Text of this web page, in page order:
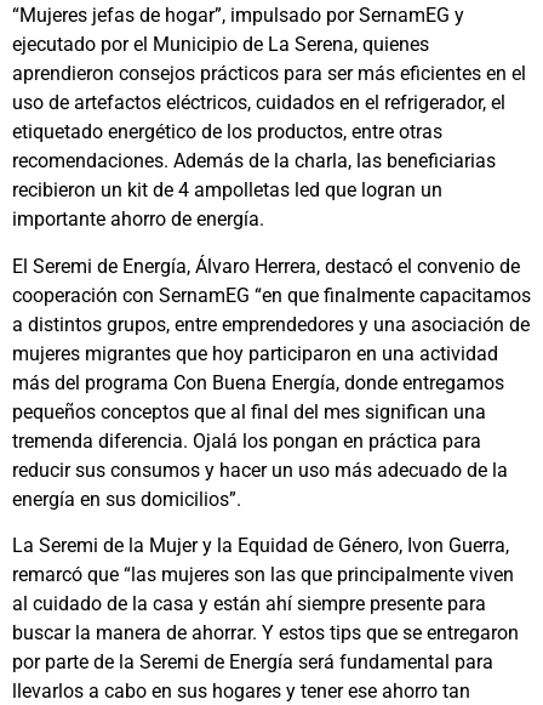
“Mujeres jefas de hogar”, impulsado por SernamEG y
ejecutado por el Municipio de La Serena, quienes
aprendieron consejos prácticos para ser más eficientes en el
uso de artefactos eléctricos, cuidados en el refrigerador, el
etiquetado energético de los productos, entre otras
recomendaciones. Además de la charla, las beneficiarias
recibieron un kit de 4 ampolletas led que logran un
importante ahorro de energía.
El Seremi de Energía, Álvaro Herrera, destacó el convenio de
cooperación con SernamEG “en que finalmente capacitamos
a distintos grupos, entre emprendedores y una asociación de
mujeres migrantes que hoy participaron en una actividad
más del programa Con Buena Energía, donde entregamos
pequeños conceptos que al final del mes significan una
tremenda diferencia. Ojalá los pongan en práctica para
reducir sus consumos y hacer un uso más adecuado de la
energía en sus domicilios”.
La Seremi de la Mujer y la Equidad de Género, Ivon Guerra,
remarcó que “las mujeres son las que principalmente viven
al cuidado de la casa y están ahí siempre presente para
buscar la manera de ahorrar. Y estos tips que se entregaron
por parte de la Seremi de Energía será fundamental para
llevarlos a cabo en sus hogares y tener ese ahorro tan